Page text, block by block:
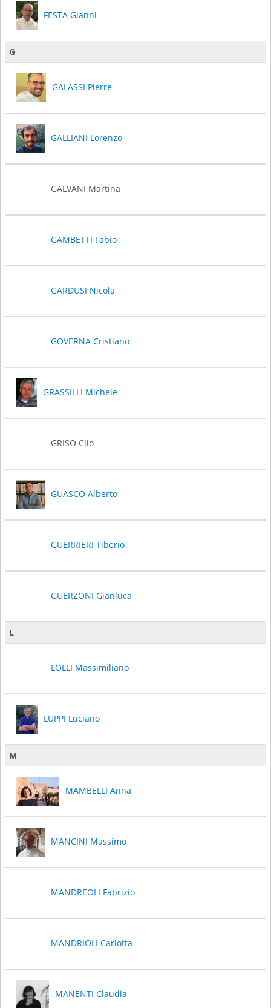
FESTA Gianni
G
GALASSI Pierre
GALLIANI Lorenzo
GALVANI Martina
GAMBETTI Fabio
GARDUSI Nicola
GOVERNA Cristiano
GRASSILLI Michele
GRISO Clio
GUASCO Alberto
GUERRIERI Tiberio
GUERZONI Gianluca
L
LOLLI Massimiliano
LUPPI Luciano
M
MAMBELLI Anna
MANCINI Massimo
MANDREOLI Fabrizio
MANDRIOLI Carlotta
MANENTI Claudia